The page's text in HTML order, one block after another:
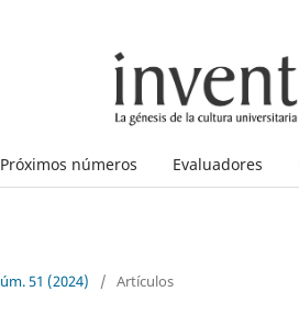
Próximos números Evaluadores
51 (2024) / Artículos